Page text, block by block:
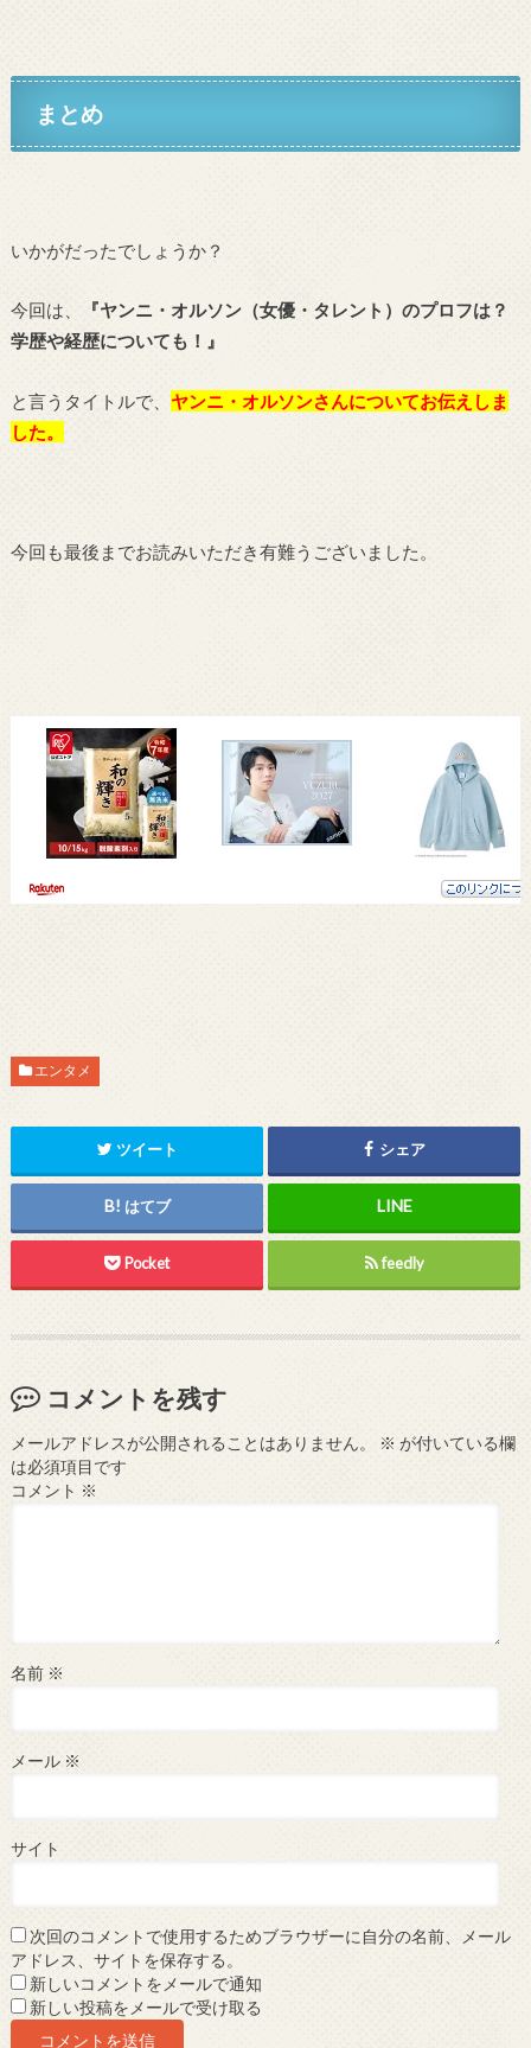
まとめ
いかがだったでしょうか？
今回は、
『ヤンニ・オルソン（女優・タレント）のプロフは？
学歴や経歴についても！』
と言うタイトルで、 ヤンニ・オルソンさんについてお伝えしま
した。
今回も最後までお読みいただき有難うございました。
エンタメ
ツイート シェア
はてブ
Pocket feedly
コメントを残す
メールアドレスが公開されることはありません。 ※ が付いている欄
は必須項目です
コメント ※
名前 ※
メール ※
サイト
次回のコメントで使用するためブラウザーに自分の名前、メール
アドレス、サイトを保存する。
新しいコメントをメールで通知
新しい投稿をメールで受け取る